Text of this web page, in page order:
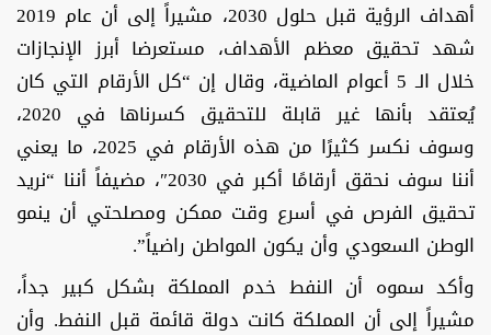
أهداف الرؤية قبل حلول 2030، مشيراً إلى أن عام 2019
شهد تحقيق معظم الأهداف، مستعرضا أبرز الإنجازات
خلال الـ 5 أعوام الماضية، وقال إن “كل الأرقام التي كان
يُعتقد بأنها غير قابلة للتحقيق كسرناها في 2020،
وسوف نكسر كثيرًا من هذه الأرقام في 2025، ما يعني
أننا سوف نحقق أرقامًا أكبر في 2030″، مضيفاً أننا “نريد
تحقيق الفرص في أسرع وقت ممكن ومصلحتي أن ينمو
الوطن السعودي وأن يكون المواطن راضياً”.
وأكد سموه أن النفط خدم المملكة بشكل كبير جداً،
مشيراً إلى أن المملكة كانت دولة قائمة قبل النفط. وأن